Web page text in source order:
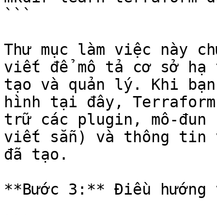
```
Thư mục làm việc này
viết để mô tả cơ sở hạ
tạo và quản lý. Khi
hình tại đây,
trữ các plugin, mô-
viết sẵn) và thông tin
đã tạo.
**Bước 3:** Điều